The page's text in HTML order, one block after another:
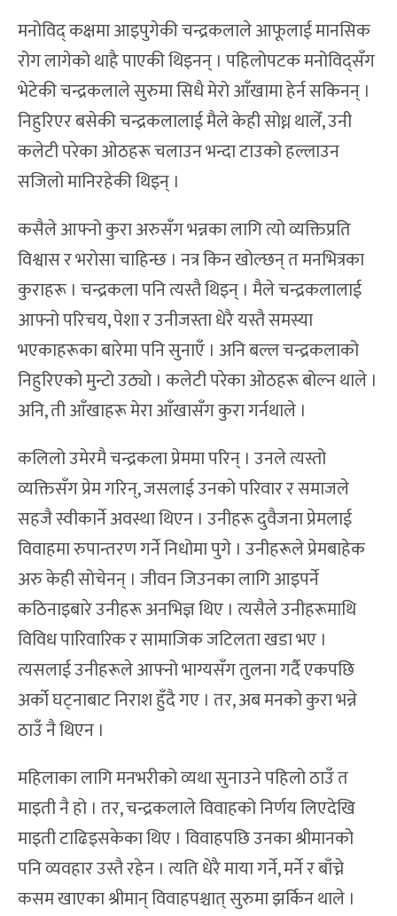
मनोविद् कक्षमा आइपुगेकी चन्द्रकलाले आफूलाई मानसिक
रोग लागेको थाहै पाएकी थिइनन् । पहिलोपटक मनोविद्सँग
भेटेकी चन्द्रकलाले सुरुमा सिधै मेरो आँखामा हेर्न सकिनन् ।
निहुरिएर बसेकी चन्द्रकलालाई मैले केही सोध्न थालेँ, उनी
कलेटी परेका ओठहरू चलाउन भन्दा टाउको हल्लाउन
सजिलो मानिरहेकी थिइन् ।
कसैले आफ्नो कुरा अरुसँग भन्नका लागि त्यो व्यक्तिप्रति
विश्वास र भरोसा चाहिन्छ । नत्र किन खोल्छन् त मनभित्रका
कुराहरू । चन्द्रकला पनि त्यस्तै थिइन् । मैले चन्द्रकलालाई
आफ्नो परिचय, पेशा र उनीजस्ता धेरै यस्तै समस्या
भएकाहरूका बारेमा पनि सुनाएँ । अनि बल्ल चन्द्रकलाको
निहुरिएको मुन्टो उठ्यो । कलेटी परेका ओठहरू बोल्न थाले ।
अनि, ती आँखाहरू मेरा आँखासँग कुरा गर्नथाले ।
कलिलो उमेरमै चन्द्रकला प्रेममा परिन् । उनले त्यस्तो
व्यक्तिसँग प्रेम गरिन्, जसलाई उनको परिवार र समाजले
सहजै स्वीकार्ने अवस्था थिएन । उनीहरू दुवैजना प्रेमलाई
विवाहमा रुपान्तरण गर्ने निधोमा पुगे । उनीहरूले प्रेमबाहेक
अरु केही सोचेनन् । जीवन जिउनका लागि आइपर्ने
कठिनाइबारे उनीहरू अनभिज्ञ थिए । त्यसैले उनीहरूमाथि
विविध पारिवारिक र सामाजिक जटिलता खडा भए ।
त्यसलाई उनीहरूले आफ्नो भाग्यसँग तुलना गर्दै एकपछि
अर्को घट्नाबाट निराश हुँदै गए । तर, अब मनको कुरा भन्ने
ठाउँ नै थिएन ।
महिलाका लागि मनभरीको व्यथा सुनाउने पहिलो ठाउँ त
माइती नै हो । तर, चन्द्रकलाले विवाहको निर्णय लिएदेखि
माइती टाढिइसकेका थिए । विवाहपछि उनका श्रीमानको
पनि व्यवहार उस्तै रहेन । त्यति धेरै माया गर्ने, मर्ने र बाँच्ने
कसम खाएका श्रीमान् विवाहपश्चात् सुरुमा झर्किन थाले ।